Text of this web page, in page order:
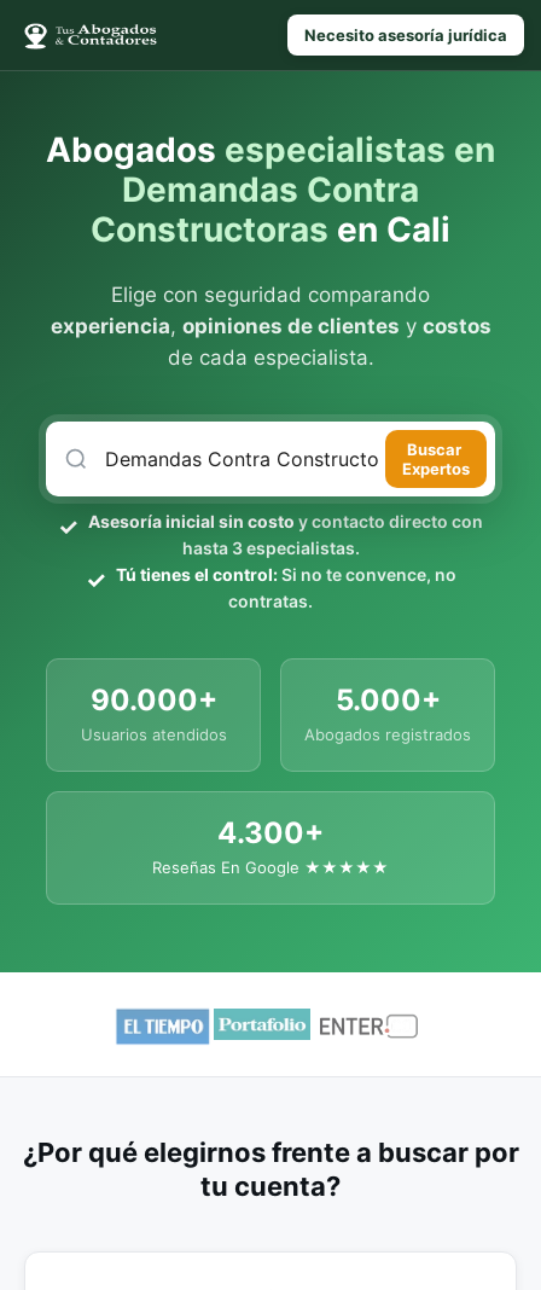
Necesito asesoría jurídica
Abogados especialistas en
Demandas Contra
Constructoras en Cali
Elige con seguridad comparando
experiencia, opiniones de clientes y costos
de cada especialista.
Buscar
Expertos
Asesoría inicial sin costo y contacto directo con
hasta 3 especialistas.
Tú tienes el control:Si no te convence, no
contratas.
90.000+
Usuarios atendidos
5.000+
Abogados registrados
4.300+
Reseñas En Google ★★★★★
¿Por qué elegirnos frente a buscar por
tu cuenta?